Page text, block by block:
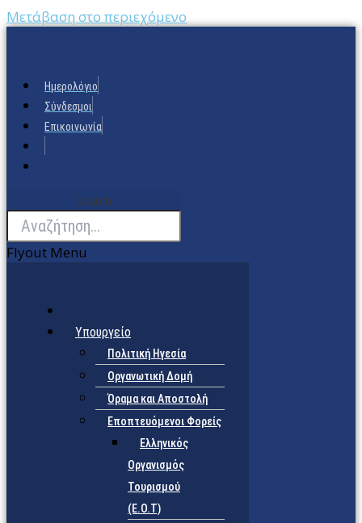
Μετάβαση στο περιεχόμενο
Ημερολόγιο
Σύνδεσμοι
Επικοινωνία
Search
Flyout Menu
Υπουργείο
Πολιτική Ηγεσία
Οργανωτική Δομή
Όραμα και Αποστολή
Εποπτευόμενοι Φορείς
Eλληνικός
Οργανισμός
Τουρισμού
(Ε.Ο.Τ)